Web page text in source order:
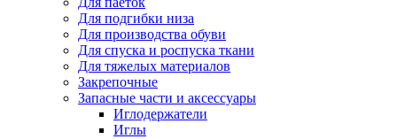
Для подгибки низа
Для производства обуви
Для спуска и роспуска ткани
Для тяжелых материалов
Закрепочные
Запасные части и аксессуары
Иглодержатели
Иглы